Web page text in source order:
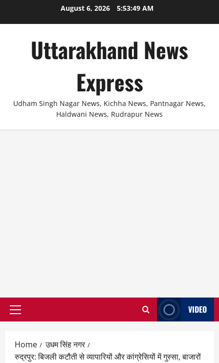
August 6, 2026 5:53:50 AM
Uttarakhand News
Express
Udham Singh Nagar News, Kichha News, Pantnagar News,
Haldwani News, Rudrapur News
Primary
VIDEO
Home
उधम सिंह नगर
रुद्रपुर: बिजली कटौती से व्यापारियों और कांग्रेसियों में गुस्सा, बाजारों